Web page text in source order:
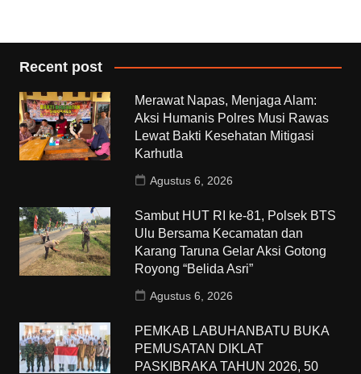
Recent post
Merawat Napas, Menjaga Alam:
Aksi Humanis Polres Musi Rawas
Lewat Bakti Kesehatan Mitigasi
Karhutla
Agustus 6, 2026
Sambut HUT RI ke-81, Polsek BTS
Ulu Bersama Kecamatan dan
Karang Taruna Gelar Aksi Gotong
Royong “Belida Asri”
Agustus 6, 2026
PEMKAB LABUHANBATU BUKA
PEMUSATAN DIKLAT
PASKIBRAKA TAHUN 2026, 50